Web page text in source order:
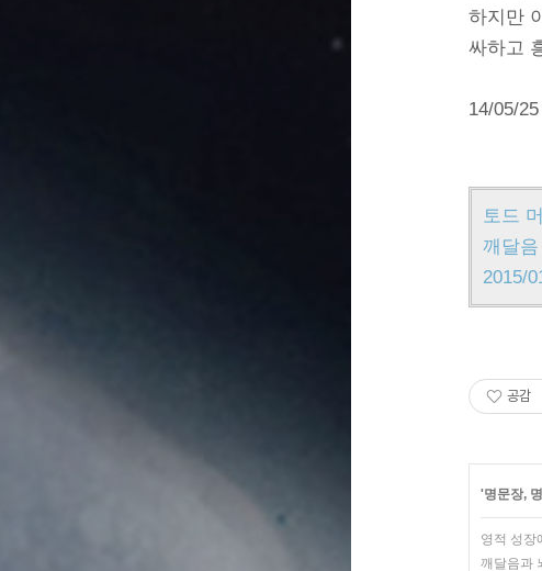
하지만
싸하고
14/05/25
토드
깨달음
2015/
공감
'명문장,
영적 성장
깨달음과